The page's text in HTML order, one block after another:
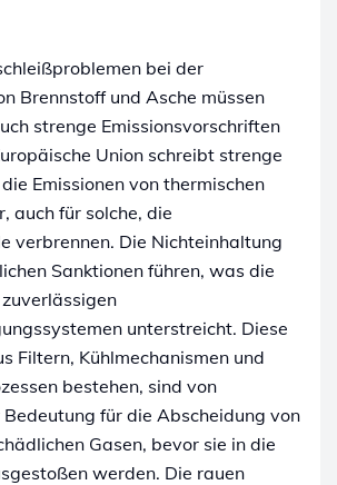
bei der
Brennstoff und Asche müssen
strenge Emissionsvorschriften
Union schreibt strenge
Emissionen von thermischen
auch für solche, die
verbrennen. Die Nichteinhaltung
Sanktionen führen, was die
unterstreicht. Diese
Filtern, Kühlmechanismen und
bestehen, sind von
für die Abscheidung von
Gasen, bevor sie in die
werden. Die rauen